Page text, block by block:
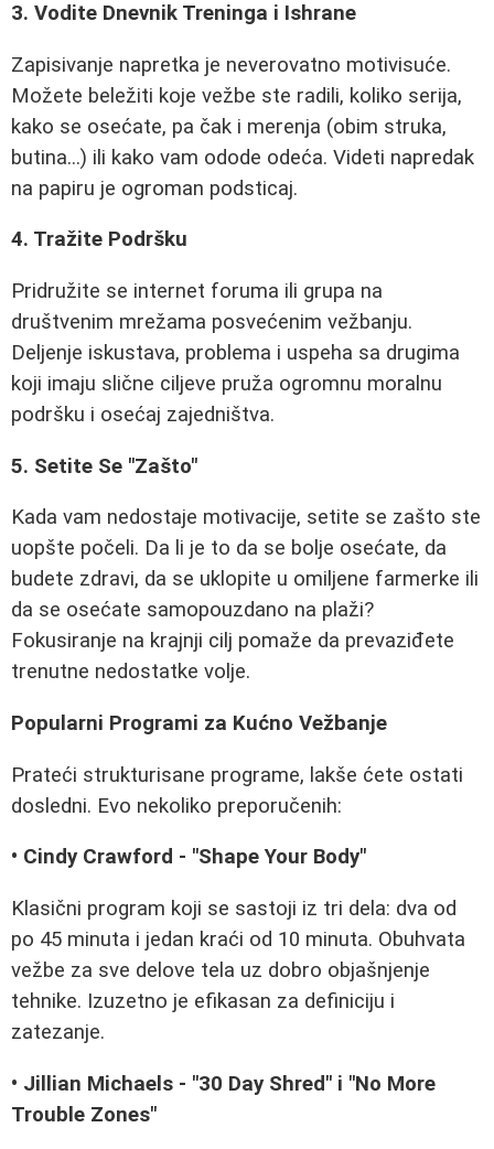
3. Vodite Dnevnik Treninga i Ishrane
Zapisivanje napretka je neverovatno motivisuće.
Možete beležiti koje vežbe ste radili, koliko serija,
kako se osećate, pa čak i merenja (obim struka,
butina...) ili kako vam odode odeća. Videti napredak
na papiru je ogroman podsticaj.
4. Tražite Podršku
Pridružite se internet foruma ili grupa na
društvenim mrežama posvećenim vežbanju.
Deljenje iskustava, problema i uspeha sa drugima
koji imaju slične ciljeve pruža ogromnu moralnu
podršku i osećaj zajedništva.
5. Setite Se "Zašto"
Kada vam nedostaje motivacije, setite se zašto ste
uopšte počeli. Da li je to da se bolje osećate, da
budete zdravi, da se uklopite u omiljene farmerke ili
da se osećate samopouzdano na plaži?
Fokusiranje na krajnji cilj pomaže da prevaziđete
trenutne nedostatke volje.
Popularni Programi za Kućno Vežbanje
Prateći strukturisane programe, lakše ćete ostati
dosledni. Evo nekoliko preporučenih:
• Cindy Crawford - "Shape Your Body"
Klasični program koji se sastoji iz tri dela: dva od
po 45 minuta i jedan kraći od 10 minuta. Obuhvata
vežbe za sve delove tela uz dobro objašnjenje
tehnike. Izuzetno je efikasan za definiciju i
zatezanje.
• Jillian Michaels - "30 Day Shred" i "No More
Trouble Zones"